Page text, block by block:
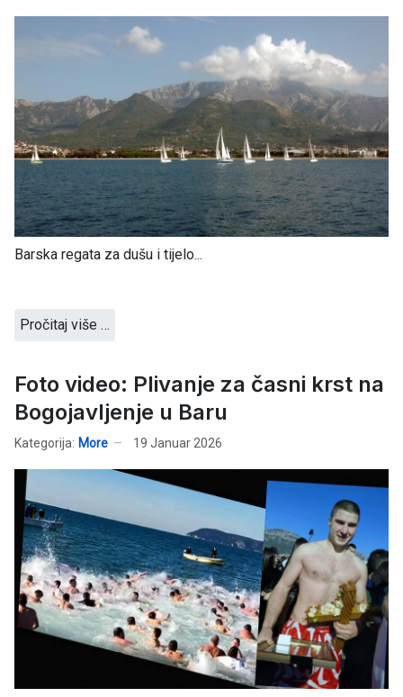
Barska regata za dušu i tijelo...
Pročitaj više …
Foto video: Plivanje za časni krst na
Bogojavljenje u Baru
Kategorija: More 19 Januar 2026